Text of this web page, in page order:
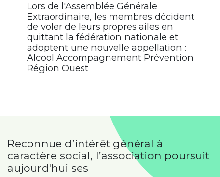
Lors de l'Assemblée Générale
Extraordinaire, les membres décident
de voler de leurs propres ailes en
quittant la fédération nationale et
adoptent une nouvelle appellation :
Alcool Accompagnement Prévention
Région Ouest
Reconnue d’intérêt général à
caractère social, l’association poursuit
aujourd'hui ses